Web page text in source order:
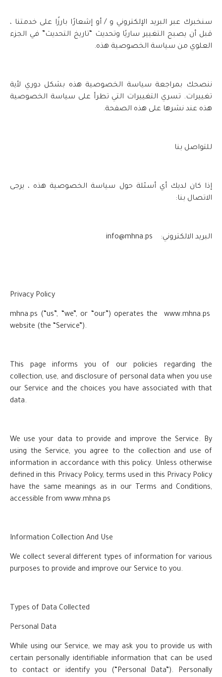
سنخبرك عبر البريد الإلكتروني و / أو إشعارًا بارزًا على خدمتنا ،
قبل أن يصبح التغيير ساريًا وتحديث “تاريخ التحديث” في الجزء
العلوي من سياسة الخصوصية هذه.
ننصحك بمراجعة سياسة الخصوصية هذه بشكل دوري لأية
تغييرات. تسري التغييرات التي تطرأ على سياسة الخصوصية
هذه عند نشرها على هذه الصفحة.
للتواصل بنا
إذا كان لديك أي أسئلة حول سياسة الخصوصية هذه ، يرجى
الاتصال بنا:
البريد الالكتروني: info@mhna.ps
Privacy Policy
mhna.ps (“us”, “we”, or “our”) operates the www.mhna.ps
website (the “Service”).
This page informs you of our policies regarding the
collection, use, and disclosure of personal data when you use
our Service and the choices you have associated with that
data.
We use your data to provide and improve the Service. By
using the Service, you agree to the collection and use of
information in accordance with this policy. Unless otherwise
defined in this Privacy Policy, terms used in this Privacy Policy
have the same meanings as in our Terms and Conditions,
accessible from www.mhna.ps
Information Collection And Use
We collect several different types of information for various
purposes to provide and improve our Service to you.
Types of Data Collected
Personal Data
While using our Service, we may ask you to provide us with
certain personally identifiable information that can be used
to contact or identify you (“Personal Data”). Personally